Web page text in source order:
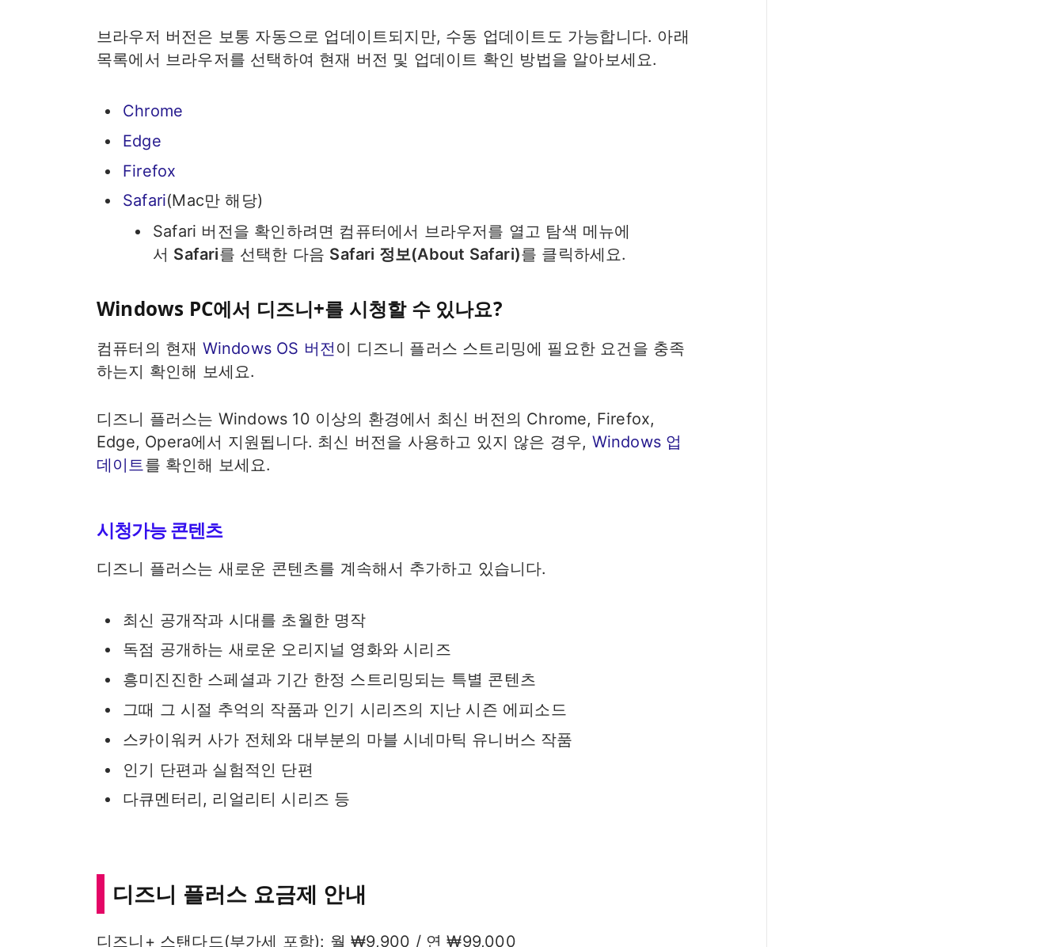
브라우저 버전은 보통 자동으로 업데이트되지만, 수동 업데이트도 가능합니다. 아래
목록에서 브라우저를 선택하여 현재 버전 및 업데이트 확인 방법을 알아보세요.
Chrome
Edge
Firefox
Safari(Mac만 해당)
Safari 버전을 확인하려면 컴퓨터에서 브라우저를 열고 탐색 메뉴에
서 Safari를 선택한 다음 Safari 정보(About Safari)를 클릭하세요.
Windows PC에서 디즈니+를 시청할 수 있나요?
컴퓨터의 현재 Windows OS 버전 이 디즈니 플러스 스트리밍에 필요한 요건을 충족
하는지 확인해 보세요.
디즈니 플러스는 Windows 10 이상의 환경에서 최신 버전의 Chrome, Firefox,
Edge, Opera에서 지원됩니다. 최신 버전을 사용하고 있지 않은 경우, Windows 업
데이트를 확인해 보세요.
시청가능 콘텐츠
디즈니 플러스는 새로운 콘텐츠를 계속해서 추가하고 있습니다.
최신 공개작과 시대를 초월한 명작
독점 공개하는 새로운 오리지널 영화와 시리즈
흥미진진한 스페셜과 기간 한정 스트리밍되는 특별 콘텐츠
그때 그 시절 추억의 작품과 인기 시리즈의 지난 시즌 에피소드
스카이워커 사가 전체와 대부분의 마블 시네마틱 유니버스 작품
인기 단편과 실험적인 단편
다큐멘터리, 리얼리티 시리즈 등
디즈니 플러스 요금제 안내
디즈니+ 스탠다드(부가세 포함): 월 ₩9,900 / 연 ₩99,000